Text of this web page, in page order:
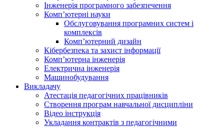
Інженерія програмного забезпечення
Комп’ютерні науки
Обслуговування програмних систем і
комплексів
Комп’ютерний дизайн
Кібербезпека та захист інформації
Комп’ютерна інженерія
Електрична інженерія
Машинобудування
Викладачу
Атестація педагогічних працівників
Створення програм навчальної дисципліни
Відео інструкція
Укладання контрактів з педагогічними